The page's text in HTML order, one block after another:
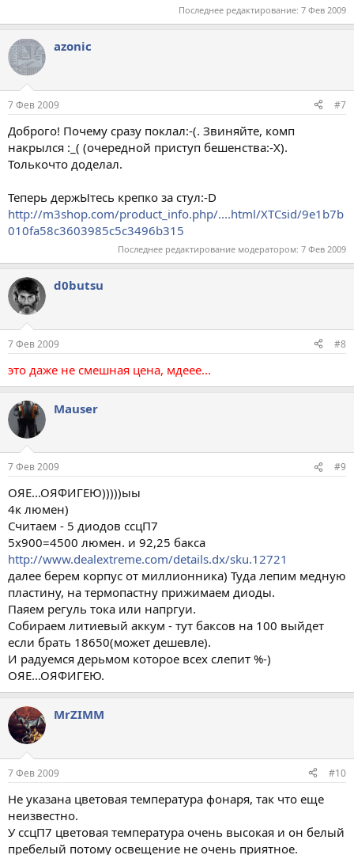
Последнее редактирование: 7 Фев 2009
azonic
7 Фев 2009 #7
Доброго! Почему сразу поклал:-(. Звиняйте, комп
накрылся :_( (очередной приступ бешенства:-X).
Толькочто доделал.
Теперь держЫтесь крепко за стул:-D
http://m3shop.com/product_info.php/....html/XTCsid/9e1b7b
010fa58c3603985c5c3496b315
Последнее редактирование модератором: 7 Фев 2009
d0butsu
7 Фев 2009 #8
это даже не смешная цена, мдеее...
Mauser
7 Фев 2009 #9
ОЯЕ...ОЯФИГЕЮ)))))ыы
4к люмен)
Считаем - 5 диодов ссцП7
5х900=4500 люмен. и 92,25 бакса
http://www.dealextreme.com/details.dx/sku.12721
далее берем корпус от миллионника) Туда лепим медную
пластину, на термопастну прижимаем диоды.
Паяем регуль тока или напргуи.
Собираем литиевый аккум - тут баксов на 100 выйдет
если брать 18650(может дешевле).
И радуемся дерьмом которое всех слепит %-)
ОЯЕ...ОЯФИГЕЮ.
MrZIMM
7 Фев 2009 #10
Не указана цветовая температура фонаря, так что еще
неизвестно.
У ссцП7 цветовая температура очень высокая и он белый
пребелый потому освещение не очень приятное.